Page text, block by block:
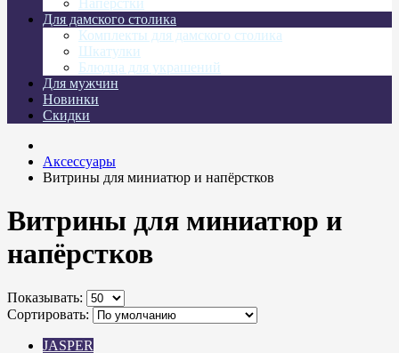
Наперстки
Для дамского столика
Комплекты для дамского столика
Шкатулки
Блюдца для украшений
Для мужчин
Новинки
Скидки
Аксессуары
Витрины для миниатюр и напёрстков
Витрины для миниатюр и
напёрстков
Показывать:
Сортировать:
JASPER